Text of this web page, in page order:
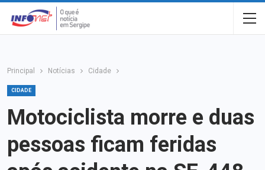
Principal Notícias Cidade
CIDADE
Motociclista morre e duas
pessoas ficam feridas